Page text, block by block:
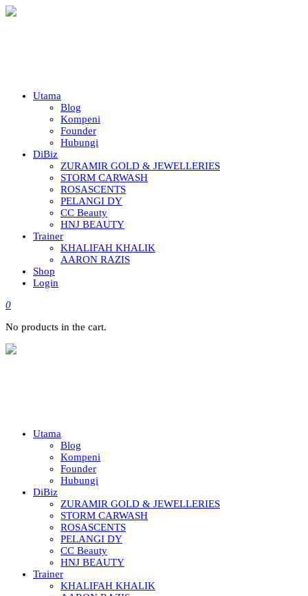
Utama
Blog
Kompeni
Founder
Hubungi
DiBiz
ZURAMIR GOLD & JEWELLERIES
STORM CARWASH
ROSASCENTS
PELANGI DY
CC Beauty
HNJ BEAUTY
Trainer
KHALIFAH KHALIK
AARON RAZIS
Shop
Login
0
No products in the cart.
Utama
Blog
Kompeni
Founder
Hubungi
DiBiz
ZURAMIR GOLD & JEWELLERIES
STORM CARWASH
ROSASCENTS
PELANGI DY
CC Beauty
HNJ BEAUTY
Trainer
KHALIFAH KHALIK